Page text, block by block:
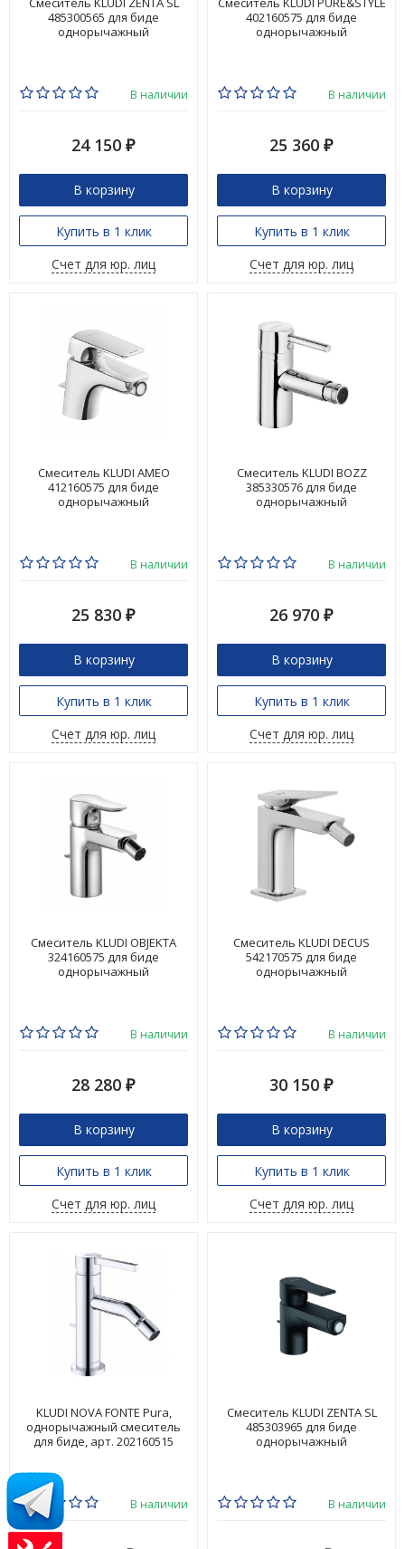
485300565 для биде
однорычажный
В наличии
24 150 ₽
В корзину
Купить в 1 клик
Счет для юр. лиц
402160575 для биде
однорычажный
В наличии
25 360 ₽
В корзину
Купить в 1 клик
Счет для юр. лиц
Смеситель KLUDI AMEO
412160575 для биде
однорычажный
В наличии
25 830 ₽
В корзину
Купить в 1 клик
Счет для юр. лиц
Смеситель KLUDI BOZZ
385330576 для биде
однорычажный
В наличии
26 970 ₽
В корзину
Купить в 1 клик
Счет для юр. лиц
Смеситель KLUDI OBJEKTA
324160575 для биде
однорычажный
В наличии
28 280 ₽
В корзину
Купить в 1 клик
Счет для юр. лиц
Смеситель KLUDI DECUS
542170575 для биде
однорычажный
В наличии
30 150 ₽
В корзину
Купить в 1 клик
Счет для юр. лиц
KLUDI NOVA FONTE Pura,
однорычажный смеситель
для биде, арт. 202160515
В наличии
Смеситель KLUDI ZENTA SL
485303965 для биде
однорычажный
В наличии